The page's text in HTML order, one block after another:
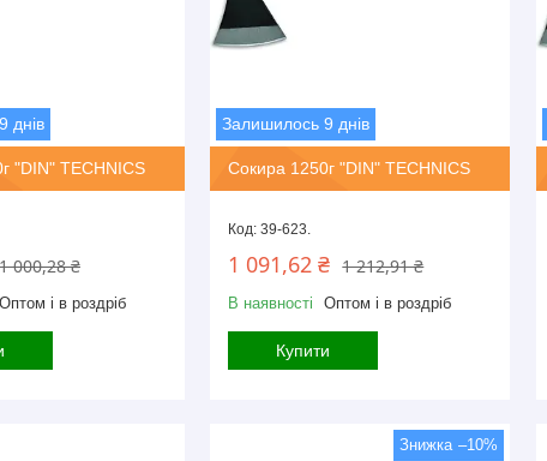
днів
"DIN" TECHNICS
1 000,28 ₴
Оптом і в роздріб
Залишилось 9 днів
Сокира 1250г "DIN" TECHNICS
39-623.
1 212,91 ₴
1 091,62 ₴
В наявності Оптом і в роздріб
Купити
–10%